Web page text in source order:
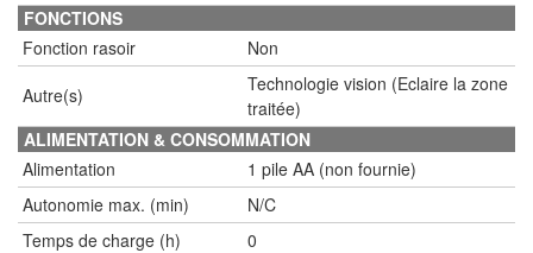
FONCTIONS
Fonction rasoir
Non
Autre(s)
Technologie vision (Eclaire la zone
traitée)
ALIMENTATION & CONSOMMATION
Alimentation
1 pile AA (non fournie)
Autonomie max. (min)
N/C
Temps de charge (h)
0